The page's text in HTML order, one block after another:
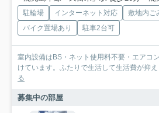
駐輪場 インターネット対応 敷地内ご
バイク置場あり
駐車2台可
室内設備はBS・ネット使用料不要・エアコ
けています。ふたりで生活して生活費が抑
る
募集中の部屋